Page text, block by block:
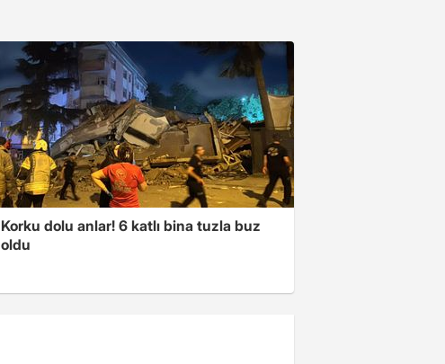
Korku dolu anlar! 6 katlı bina tuzla buz
oldu